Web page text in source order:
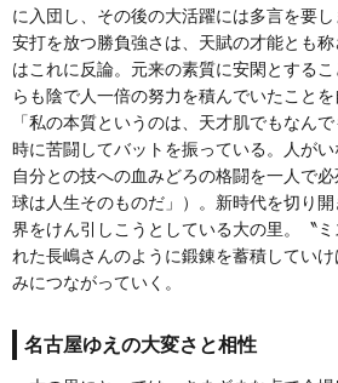
に入団し、その後の大活躍には多言を要
安打を放つ勝負強さは、天賦の才能とも
はこれに反論。元来の素質に安閑とする
らも陰で人一倍の努力を積んでいたことを
「私の本質というのは、天才肌でもなん
時に苦闘してバットを振っている。人がい
自分との技への血みどろの格闘を一人で
球は人生そのものだ」）。新時代を切り
界をけん引しこうとしている大の里。〝
れた長嶋さんのように鍛錬を蓄積してい
みにつながっていく。
名古屋ゆえの大変さと相性